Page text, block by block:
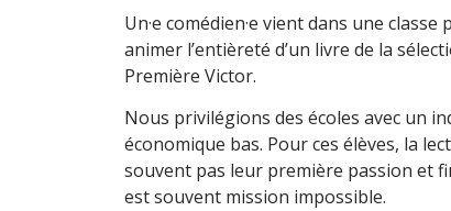
Un·e comédien·e vient dans une
animer l’entièreté d’un livre de la
Première Victor.
Nous privilégions des écoles avec un
économique bas. Pour ces élèves, la
souvent pas leur première passion et
est souvent mission impossible.